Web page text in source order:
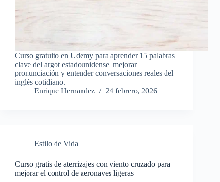
Curso gratuito en Udemy para aprender 15 palabras
clave del argot estadounidense, mejorar
pronunciación y entender conversaciones reales del
inglés cotidiano.
Enrique Hernandez
24 febrero, 2026
Estilo de Vida
Curso gratis de aterrizajes con viento cruzado para
mejorar el control de aeronaves ligeras